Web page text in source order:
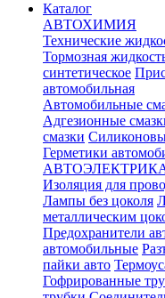
Каталог
АВТОХИМИЯ
Технические
Тормозная
синтетическое
автомобильная
Автомобильные
Адгезионные
смазки
Герметики
Изоляция для
Лампы без цоколя
металлическим
Предохранители
автомобильные
пайки авто
Гофрированные